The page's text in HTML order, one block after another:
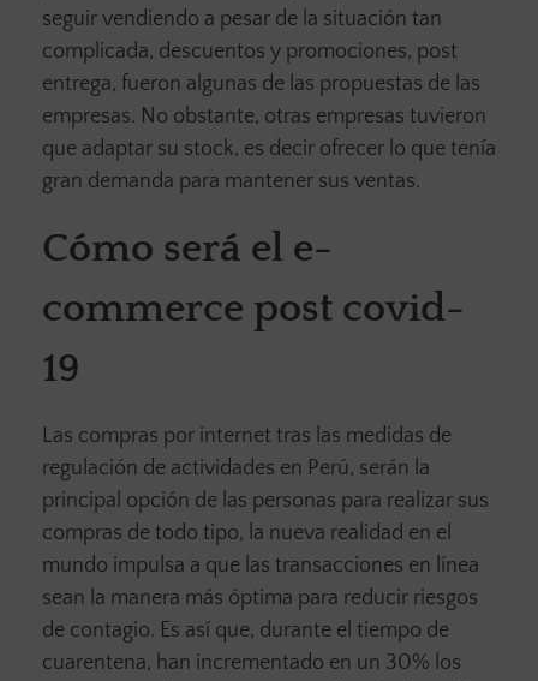
seguir vendiendo a pesar de la situación tan
complicada, descuentos y promociones, post
entrega, fueron algunas de las propuestas de las
empresas. No obstante, otras empresas tuvieron
que adaptar su stock, es decir ofrecer lo que tenía
gran demanda para mantener sus ventas.
Cómo será el e-
commerce post covid-
19
Las compras por internet tras las medidas de
regulación de actividades en Perú, serán la
principal opción de las personas para realizar sus
compras de todo tipo, la nueva realidad en el
mundo impulsa a que las transacciones en línea
sean la manera más óptima para reducir riesgos
de contagio. Es así que, durante el tiempo de
cuarentena, han incrementado en un 30% los